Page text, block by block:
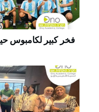
فخر كبير لكامبوس